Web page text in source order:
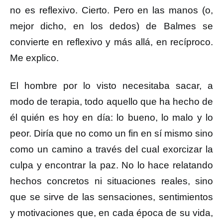
no es reflexivo. Cierto. Pero en las manos (o,
mejor dicho, en los dedos) de Balmes se
convierte en reflexivo y más allá, en recíproco.
Me explico.
El hombre por lo visto necesitaba sacar, a
modo de terapia, todo aquello que ha hecho de
él quién es hoy en día: lo bueno, lo malo y lo
peor. Diría que no como un fin en sí mismo sino
como un camino a través del cual exorcizar la
culpa y encontrar la paz. No lo hace relatando
hechos concretos ni situaciones reales, sino
que se sirve de las sensaciones, sentimientos
y motivaciones que, en cada época de su vida,